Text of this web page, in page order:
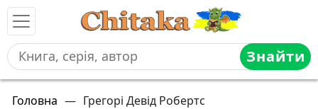
Знайти
Головна — Грегорі Девід Робертс